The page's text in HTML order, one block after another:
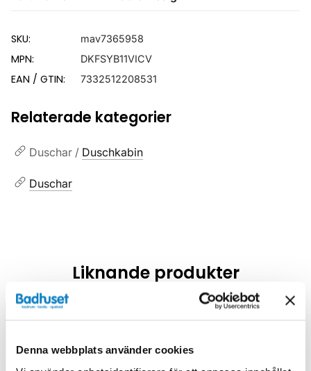
Denna webbplats använder cookies
SKU: mav7365958
MPN: DKFSYB11VICV
EAN / GTIN: 7332512208531
Relaterade kategorier
Duschar / Duschkabin
Duschar
Liknande produkter